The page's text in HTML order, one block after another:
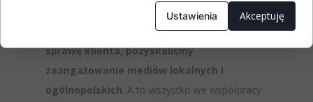
zwróciliśmy uwagę otoczenia
administracyjnego i politycznego na
sprawę klienta, pozyskaliśmy
zaangażowanie mediów lokalnych i
ogólnopolskich. A to wszystko we współpracy
Ustawienia Akceptuję